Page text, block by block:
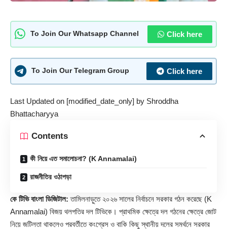
To Join Our Whatsapp Channel Click here
To Join Our Telegram Group Click here
Last Updated on [modified_date_only] by Shroddha
Bhattacharyya
Contents
কী নিয়ে এত সমালোচনা? (K Annamalai)
রাজনীতির ওঠাপড়া
কে টিভি বাংলা ডিজিটাল: তামিলনাড়ুতে ২০২৬ সালের নির্বাচনে সরকার গঠন করেছে (K
Annamalai) বিজয় থলপতির দল টিভিকে। প্রাথমিক ক্ষেত্রে দল গঠনের ক্ষেত্রে জোট
নিয়ে জটিলতা থাকলেও পরবর্তীতে কংগ্রেস ও বাকি কিছু স্থানীয় দলের সমর্থনে সরকার